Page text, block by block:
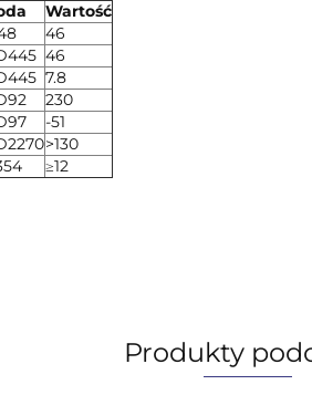
Wartość
46
46
7.8
230
-51
>130
≥12
Produkty